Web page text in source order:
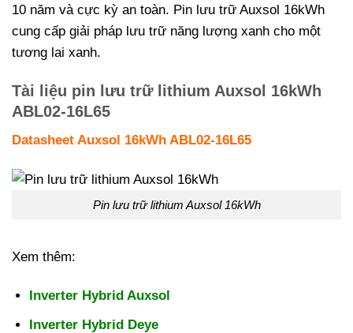
10 năm và cực kỳ an toàn. Pin lưu trữ Auxsol 16kWh
cung cấp giải pháp lưu trữ năng lượng xanh cho một
tương lai xanh.
Tài liệu pin lưu trữ lithium Auxsol 16kWh
ABL02-16L65
Datasheet Auxsol 16kWh ABL02-16L65
Pin lưu trữ lithium Auxsol 16kWh
Xem thêm:
Inverter Hybrid Auxsol
Inverter Hybrid Deye